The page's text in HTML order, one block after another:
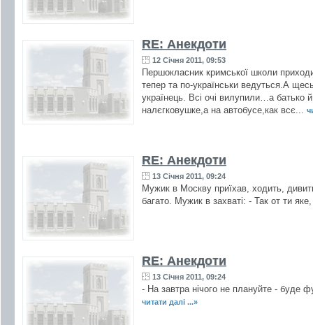
RE: Анекдоти
12 Січня 2011, 09:53
Першокласник кримської школи
тепер та по-українськи ведуться.А
yкраїнець. Всі очі вилупили…а батько
налєгковушке,а на автобусе,как всє...
RE: Анекдоти
13 Січня 2011, 09:24
Мужик в Москву приїхав, ходить,
багато. Мужик в захваті: - Так от ти
RE: Анекдоти
13 Січня 2011, 09:24
- На завтра нічого не плануйте - буде
читати далі ...»